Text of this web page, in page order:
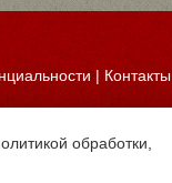
| Контакты
обработки,